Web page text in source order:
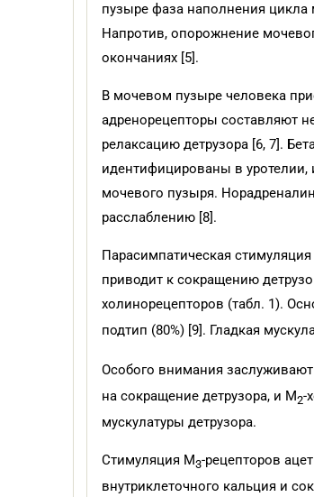
пузыре фаза наполнения цикла
Напротив, опорожнение
окончаниях [5].
В мочевом пузыре человека
адренорецепторы составляют
релаксацию детрузора [6, 7].
идентифицированы в уротелии,
мочевого пузыря.
расслаблению [8].
Парасимпатическая
приводит к сокращению
холинорецепторов (табл. 1).
подтип (80%) [9]. Гладкая
Особого внимания
на сокращение детрузора, и М2-
мускулатуры детрузора.
Стимуляция М3-рецепторов
внутриклеточного кальция и